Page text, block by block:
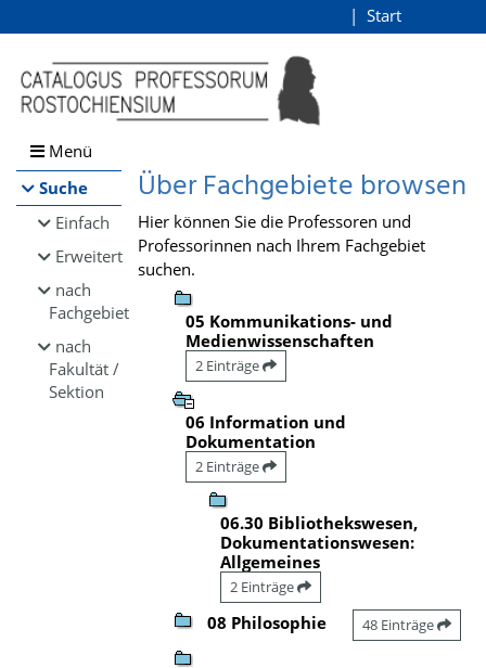
Browsen
direkt zum Inhalt
Start
Menü
Suche
Einfach
Erweitert
nach
Fachgebiet
nach
Fakultät /
Sektion
Über Fachgebiete browsen
Hier können Sie die Professoren und
Professorinnen nach Ihrem Fachgebiet
suchen.
05 Kommunikations- und
Medienwissenschaften
2 Einträge
06 Information und
Dokumentation
2 Einträge
06.30 Bibliothekswesen,
Dokumentationswesen:
Allgemeines
2 Einträge
08 Philosophie 48 Einträge